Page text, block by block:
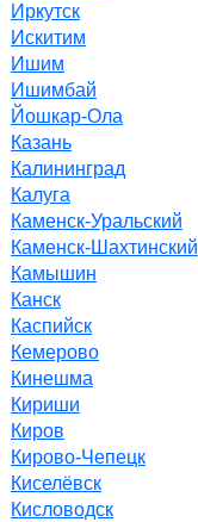
Иркутск
Искитим
Ишим
Ишимбай
Йошкар-Ола
Казань
Калининград
Калуга
Каменск-Уральский
Каменск-Шахтинский
Камышин
Канск
Каспийск
Кемерово
Кинешма
Кириши
Киров
Кирово-Чепецк
Киселёвск
Кисловодск